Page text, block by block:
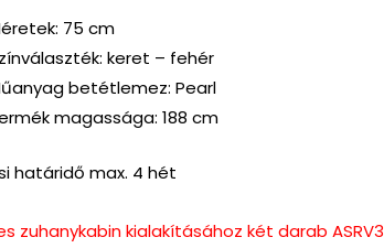
75 cm
keret – fehér
betétlemez: Pearl
magassága: 188 cm
határidő max. 4 hét
zuhanykabin kialakításához két darab ASRV3